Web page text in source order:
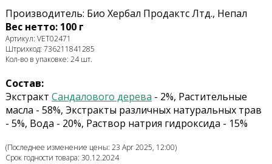
Производитель: Био Хербал Продактс Лтд., Непал
Вес нетто: 100 г
Артикул: VET02471
Штрихкод: 736211841285
Кол-во в упаковке: 24 шт.
Состав:
Экстракт Сандалового дерева - 2%, Растительные
масла - 58%, Экстракты различных натуральных трав
- 5%, Вода - 20%, Раствор натрия гидроксида - 15%
(Последнее изменение цены: 23 Apr 2025, 12:00)
Срок годности товара: 30.12.2024